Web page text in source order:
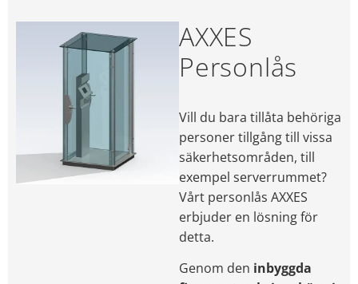
AXXES
Personlås
Vill du bara tillåta behöriga
personer tillgång till vissa
säkerhetsområden, till
exempel serverrummet?
Vårt personlås AXXES
erbjuder en lösning för
detta.
Genom den inbyggda